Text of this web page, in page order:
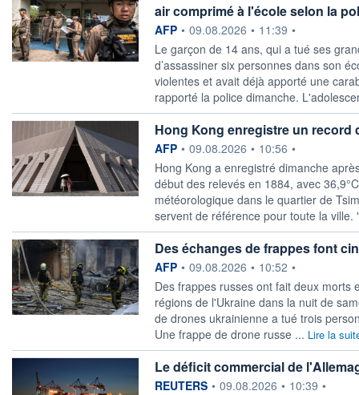
air comprimé à l'école selon la
information fournie par
AFP • 09.08.2026 • 11:39 •
Le garçon de 14 ans, qui a tué ses
d’assassiner six personnes dans son
violentes et avait déjà apporté une
rapporté la police dimanche.
Hong Kong enregistre un record
information fournie par
AFP • 09.08.2026 • 10:56 •
Hong Kong a enregistré dimanche
début des relevés en 1884, avec
météorologique dans le quartier de
servent de référence pour toute la
Des échanges de frappes font
information fournie par
AFP • 09.08.2026 • 10:52 •
Des frappes russes ont fait deux morts
régions de l'Ukraine dans la nuit de
de drones ukrainienne a tué trois
Une frappe de drone russe ... Lire la
Le déficit commercial de
information fournie par
REUTERS • 09.08.2026 • 10:39 •